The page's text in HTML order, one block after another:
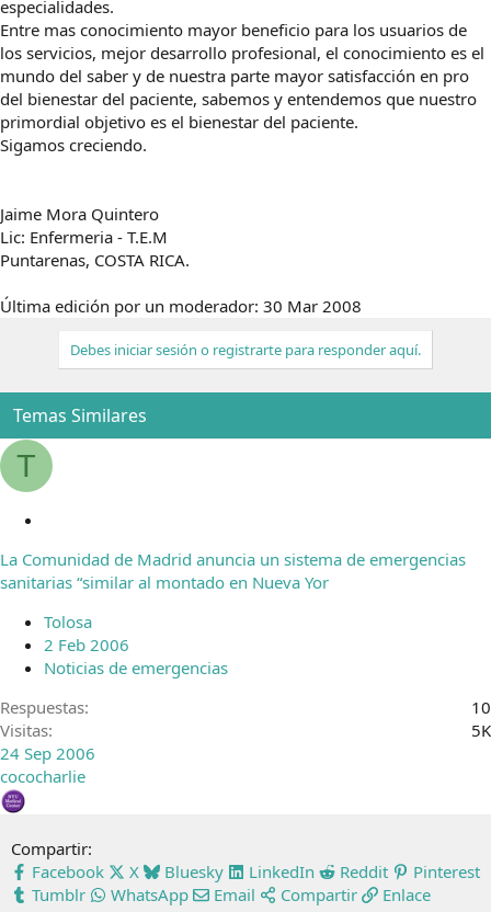
especialidades.
Entre mas conocimiento mayor beneficio para los usuarios de
los servicios, mejor desarrollo profesional, el conocimiento es el
mundo del saber y de nuestra parte mayor satisfacción en pro
del bienestar del paciente, sabemos y entendemos que nuestro
primordial objetivo es el bienestar del paciente.
Sigamos creciendo.
Jaime Mora Quintero
Lic: Enfermeria - T.E.M
Puntarenas, COSTA RICA.
Última edición por un moderador: 30 Mar 2008
Debes iniciar sesión o registrarte para responder aquí.
Temas Similares
T
r
r
d
o
La Comunidad de Madrid anuncia un sistema de emergencias
sanitarias “similar al montado en Nueva Yor
Tolosa
2 Feb 2006
Noticias de emergencias
Respuestas
10
Visitas
5K
24 Sep 2006
cococharlie
Compartir:
Facebook
X Bluesky LinkedIn Reddit
Pinterest
Tumblr
WhatsApp Email Compartir Enlace